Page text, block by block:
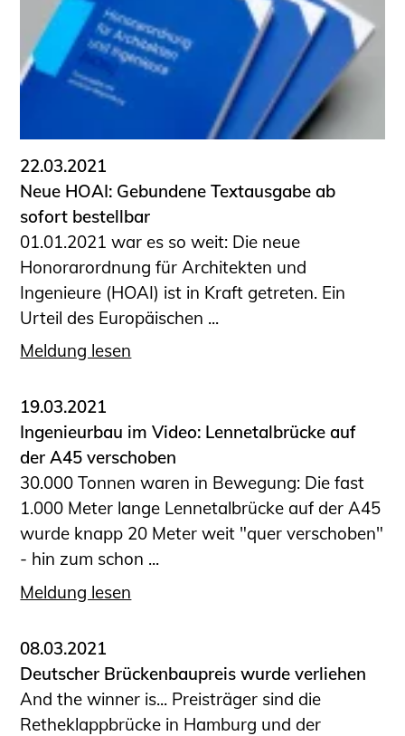
22.03.2021
Neue HOAI: Gebundene Textausgabe ab
sofort bestellbar
01.01.2021 war es so weit: Die neue
Honorarordnung für Architekten und
Ingenieure (HOAI) ist in Kraft getreten. Ein
Urteil des Europäischen ...
Meldung lesen
19.03.2021
Ingenieurbau im Video: Lennetalbrücke auf
der A45 verschoben
30.000 Tonnen waren in Bewegung: Die fast
1.000 Meter lange Lennetalbrücke auf der A45
wurde knapp 20 Meter weit "quer verschoben"
- hin zum schon ...
Meldung lesen
08.03.2021
Deutscher Brückenbaupreis wurde verliehen
And the winner is... Preisträger sind die
Retheklappbrücke in Hamburg und der